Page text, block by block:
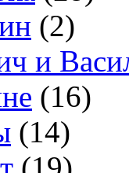
(2)
и
(16)
(14)